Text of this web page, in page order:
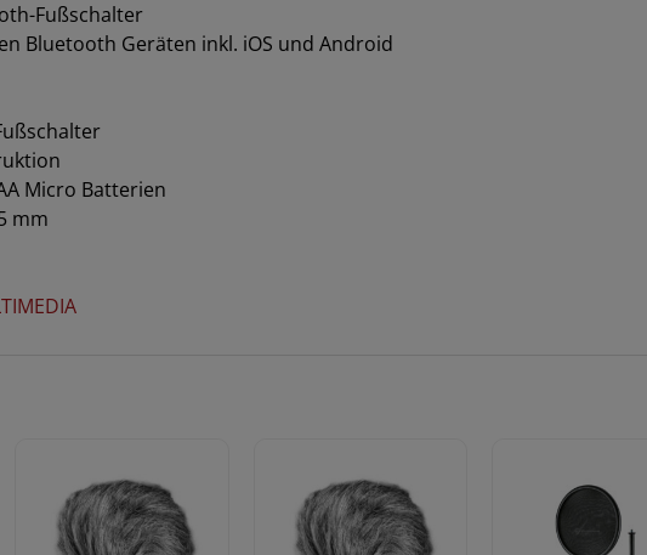
Fußschalter
Bluetooth Geräten inkl. iOS und Android
Micro Batterien
mm